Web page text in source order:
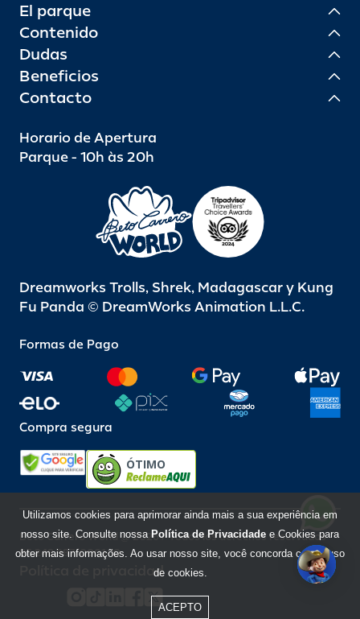
El parque
Contenido
Dudas
Beneficios
Contacto
Horario de Apertura
Parque - 10h às 20h
Dreamworks Trolls, Shrek, Madagascar y Kung
Fu Panda © DreamWorks Animation L.L.C.
Formas de Pago
Compra segura
ÓTIMO
Beto Carrero World @ 2026 / Todos los derechos reservados
85.248.987/0001-10
Política de privacidad
Utilizamos cookies para aprimorar ainda mais a sua experiência em
nosso site. Consulte nossa Política de Privacidade e Cookies para
obter mais informações. Ao usar nosso site, você concorda com o uso
de cookies.
ACEPTO